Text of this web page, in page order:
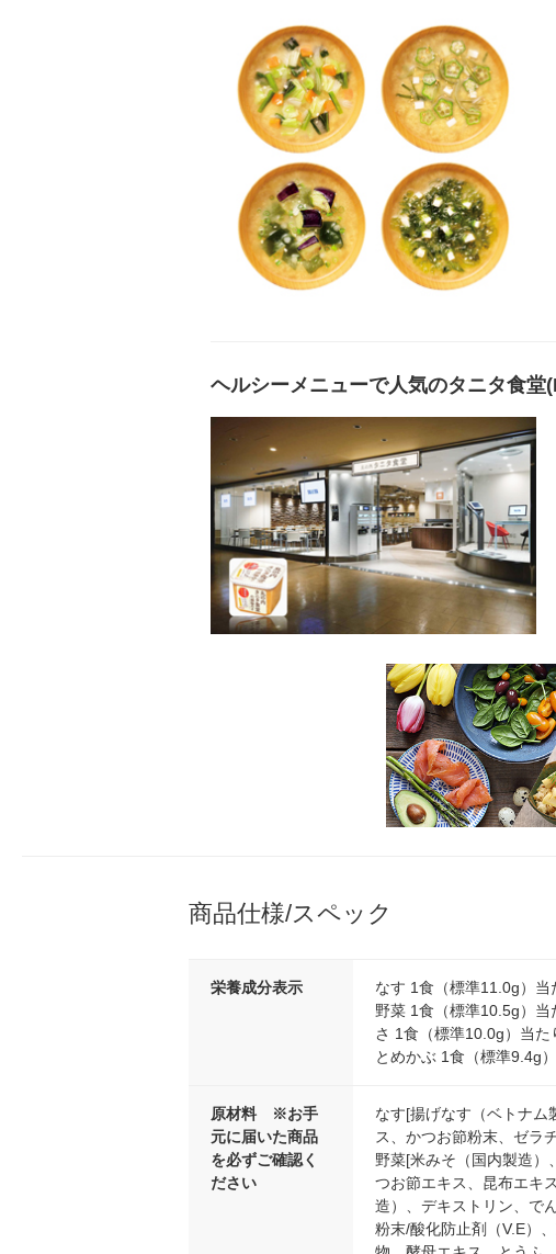
ヘルシーメニューで人気のタニタ食堂
商品仕様/スペック
栄養成分表示
なす 1食（標準11.0g）
野菜 1食（標準10.5g）
さ 1食（標準10.0g）当
とめかぶ 1食（標準9.4g
原材料 ※お手
元に届いた商品
を必ずご確認く
ださい
なす[揚げなす（ベトナム
ス、かつお節粉末、ゼラ
野菜[米みそ（国内製造）
つお節エキス、昆布エキ
造）、デキストリン、で
粉末/酸化防止剤（V.E）